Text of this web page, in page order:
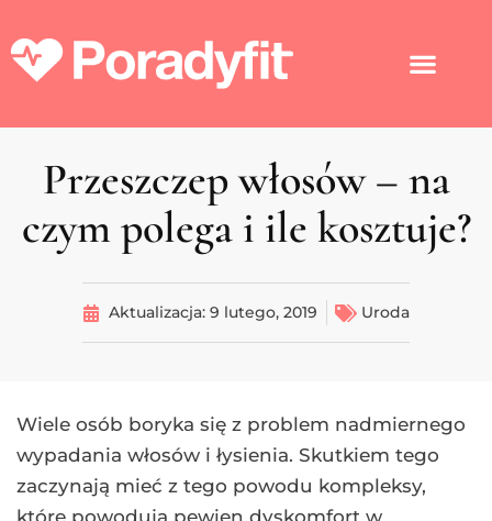
Przeszczep włosów – na
czym polega i ile kosztuje?
Aktualizacja: 9 lutego, 2019 Uroda
Wiele osób boryka się z problem nadmiernego
wypadania włosów i łysienia. Skutkiem tego
zaczynają mieć z tego powodu kompleksy,